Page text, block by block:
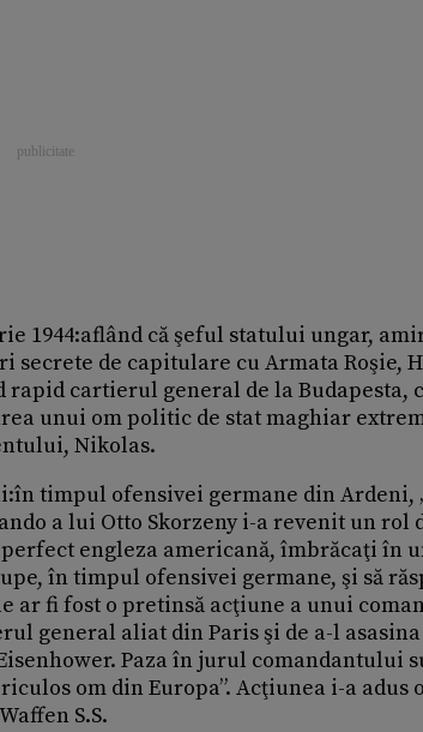
1944:aflând că şeful statului ungar,
secrete de capitulare cu Armata Roşie,
rapid cartierul general de la Budapesta,
unui om politic de stat maghiar
Nikolas.
timpul ofensivei germane din Ardeni,
a lui Otto Skorzeny i-a revenit un rol
engleza americană, îmbrăcaţi în
în timpul ofensivei germane, şi să
fi fost o pretinsă acţiune a unui
general aliat din Paris şi de a-l
Paza în jurul comandantului
om din Europa”. Acţiunea i-a adus
S.S.